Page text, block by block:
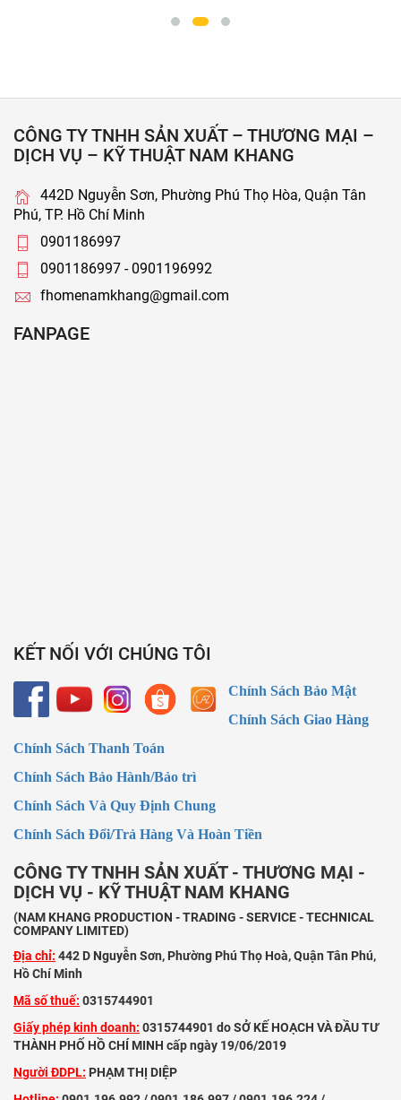
CÔNG TY TNHH SẢN XUẤT – THƯƠNG MẠI –
DỊCH VỤ – KỸ THUẬT NAM KHANG
442D Nguyễn Sơn, Phường Phú Thọ Hòa, Quận Tân
Phú, TP. Hồ Chí Minh
0901186997
0901186997 - 0901196992
fhomenamkhang@gmail.com
FANPAGE
KẾT NỐI VỚI CHÚNG TÔI
Chính Sách Bảo Mật
Chính Sách Giao Hàng
Chính Sách Thanh Toán
Chính Sách Bảo Hành/Bảo trì
Chính Sách Và Quy Định Chung
Chính Sách Đổi/Trả Hàng Và Hoàn Tiền
CÔNG TY TNHH SẢN XUẤT - THƯƠNG MẠI -
DỊCH VỤ - KỸ THUẬT NAM KHANG
(NAM KHANG PRODUCTION - TRADING - SERVICE - TECHNICAL
COMPANY LIMITED)
Địa chỉ: 442 D Nguyễn Sơn, Phường Phú Thọ Hoà, Quận Tân Phú,
Hồ Chí Minh
Mã số thuế: 0315744901
Giấy phép kinh doanh: 0315744901 do SỞ KẾ HOẠCH VÀ ĐẦU TƯ
THÀNH PHỐ HỒ CHÍ MINH cấp ngày 19/06/2019
Người ĐDPL: PHẠM THỊ DIỆP